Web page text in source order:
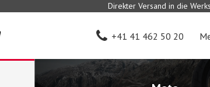
Direkter Versand in die
+41 41 462 50 20